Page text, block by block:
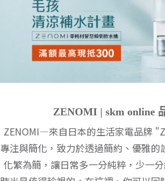
ZENOMI | skm online
ZENOMI—來自日本的生活家電品牌
專注與簡化，致力於透過簡約、優雅的
化繁為簡，讓日常多一分純粹，少一分